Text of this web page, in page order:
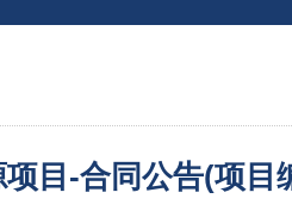
目-合同公告(项目